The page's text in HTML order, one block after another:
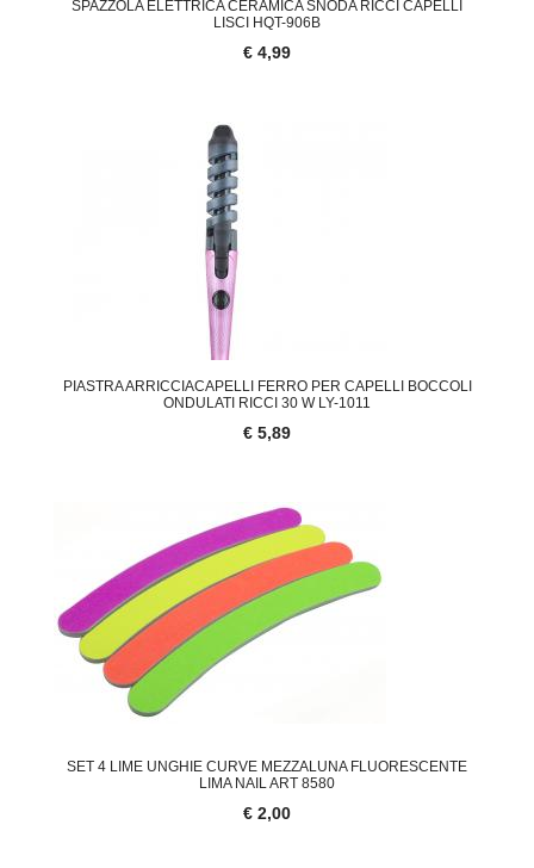
SPAZZOLA ELETTRICA CERAMICA SNODA RICCI CAPELLI
LISCI HQT-906B
€ 4,99
PIASTRA ARRICCIACAPELLI FERRO PER CAPELLI BOCCOLI
ONDULATI RICCI 30 W LY-1011
€ 5,89
SET 4 LIME UNGHIE CURVE MEZZALUNA FLUORESCENTE
LIMA NAIL ART 8580
€ 2,00